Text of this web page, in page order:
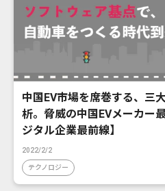
中国EV市場を席巻する、三
析。脅威の中国EVメーカー
ジタル企業最前線】
2022/2/2
テクノロジー